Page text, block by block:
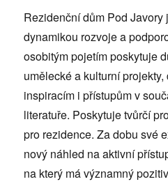
Rezidenční dům Pod
dynamikou rozvoje a
osobitým pojetím poskytuje
umělecké a kulturní
inspiracím i přístupům v
literatuře. Poskytuje tvůrčí
pro rezidence. Za dobu své
nový náhled na aktivní
na který má významný